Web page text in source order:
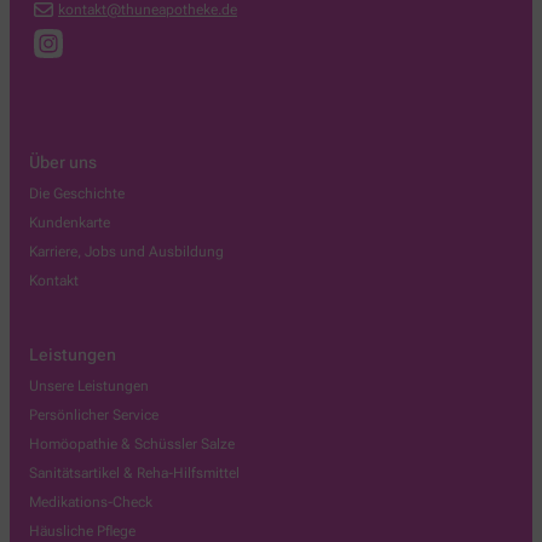
kontakt@thuneapotheke.de
Über uns
Die Geschichte
Kundenkarte
Karriere, Jobs und Ausbildung
Kontakt
Leistungen
Unsere Leistungen
Persönlicher Service
Homöopathie & Schüssler Salze
Sanitätsartikel & Reha-Hilfsmittel
Medikations-Check
Häusliche Pflege